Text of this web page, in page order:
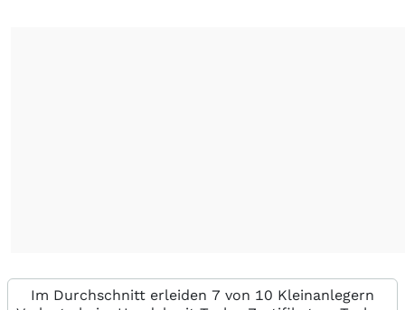
Im Durchschnitt erleiden 7 von 10 Kleinanlegern